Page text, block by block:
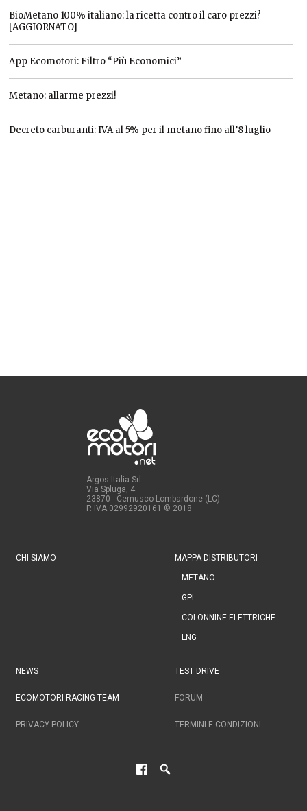
BioMetano 100% italiano: la ricetta contro il caro prezzi?
[AGGIORNATO]
App Ecomotori: Filtro “Più Economici”
Metano: allarme prezzi!
Decreto carburanti: IVA al 5% per il metano fino all’8 luglio
Argos Italia Srl
Via Spluga, 4
23870 - Cernusco Lombardone (LC)
P. IVA 02992920161 © 2018
CHI SIAMO MAPPA DISTRIBUTORI
METANO
GPL
COLONNINE ELETTRICHE
LNG
NEWS TEST DRIVE
ECOMOTORI RACING TEAM FORUM
PRIVACY POLICY TERMINI E CONDIZIONI